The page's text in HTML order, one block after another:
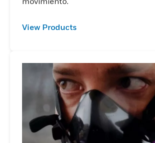
View Products